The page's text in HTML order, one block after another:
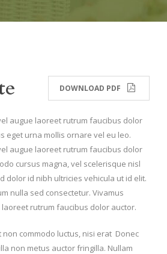
DOWNLOAD PDF
augue laoreet rutrum faucibus dolor
eget urna mollis ornare vel eu leo.
augue laoreet rutrum faucibus dolor
cursus magna, vel scelerisque nisl
dolor id nibh ultricies vehicula ut id elit.
nulla sed consectetur. Vivamus
rutrum faucibus dolor auctor.
non commodo luctus, nisi erat Donec
non metus auctor fringilla. Nullam